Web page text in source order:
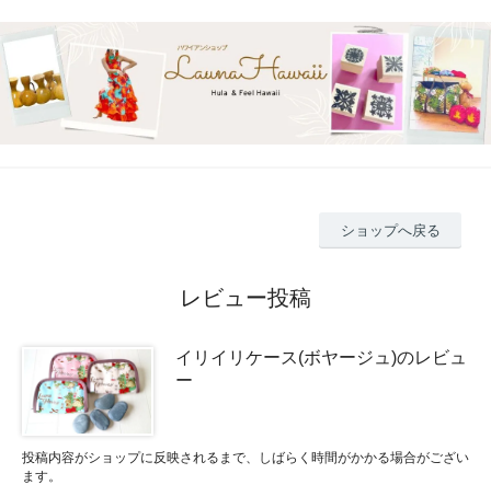
ショップへ戻る
レビュー投稿
イリイリケース(ボヤージュ)のレビュ
ー
投稿内容がショップに反映されるまで、しばらく時間がかかる場合がござい
ます。